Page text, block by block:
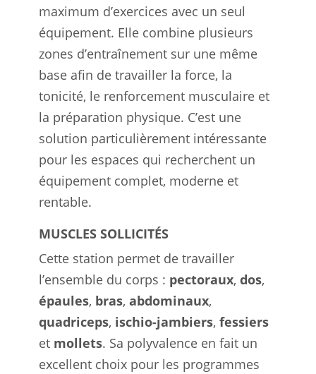
maximum d’exercices avec un seul
équipement. Elle combine plusieurs
zones d’entraînement sur une même
base afin de travailler la force, la
tonicité, le renforcement musculaire et
la préparation physique. C’est une
solution particulièrement intéressante
pour les espaces qui recherchent un
équipement complet, moderne et
rentable.
MUSCLES SOLLICITÉS
Cette station permet de travailler
l’ensemble du corps : pectoraux, dos,
épaules, bras, abdominaux,
quadriceps, ischio-jambiers, fessiers
et mollets. Sa polyvalence en fait un
excellent choix pour les programmes